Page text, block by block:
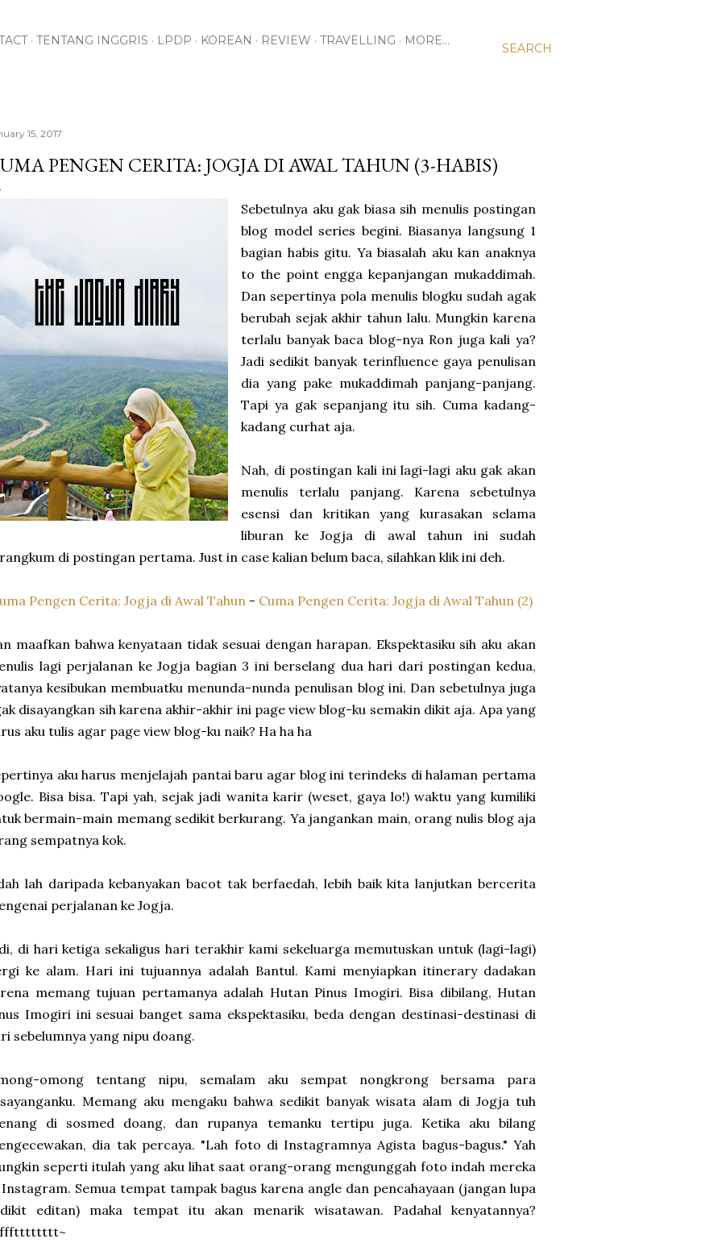
SEARCH
TENTANG INGGRIS LPDP KOREAN REVIEW TRAVELLING MORE…
15, 2017
PENGEN CERITA: JOGJA DI AWAL TAHUN (3-HABIS)
Sebetulnya aku gak biasa sih menulis postingan
blog model series begini. Biasanya langsung 1
bagian habis gitu. Ya biasalah aku kan anaknya
to the point engga kepanjangan mukaddimah.
Dan sepertinya pola menulis blogku sudah agak
berubah sejak akhir tahun lalu. Mungkin karena
terlalu banyak baca blog-nya Ron juga kali ya?
Jadi sedikit banyak terinfluence gaya penulisan
dia yang pake mukaddimah panjang-panjang.
Tapi ya gak sepanjang itu sih. Cuma kadang-
kadang curhat aja.
Nah, di postingan kali ini lagi-lagi aku gak akan
menulis terlalu panjang. Karena sebetulnya
esensi dan kritikan yang kurasakan selama
liburan ke Jogja di awal tahun ini sudah
di postingan pertama. Just in case kalian belum baca, silahkan klik ini deh.
Pengen Cerita: Jogja di Awal Tahun- Cuma Pengen Cerita: Jogja di Awal Tahun (2)
maafkan bahwa kenyataan tidak sesuai dengan harapan. Ekspektasiku sih aku akan
lagi perjalanan ke Jogja bagian 3 ini berselang dua hari dari postingan kedua,
kesibukan membuatku menunda-nunda penulisan blog ini. Dan sebetulnya juga
disayangkan sih karena akhir-akhir ini page view blog-ku semakin dikit aja. Apa yang
aku tulis agar page view blog-ku naik? Ha ha ha
aku harus menjelajah pantai baru agar blog ini terindeks di halaman pertama
Bisa bisa. Tapi yah, sejak jadi wanita karir (weset, gaya lo!) waktu yang kumiliki
bermain-main memang sedikit berkurang. Ya jangankan main, orang nulis blog aja
sempatnya kok.
lah daripada kebanyakan bacot tak berfaedah, lebih baik kita lanjutkan bercerita
perjalanan ke Jogja.
di hari ketiga sekaligus hari terakhir kami sekeluarga memutuskan untuk (lagi-lagi)
ke alam. Hari ini tujuannya adalah Bantul. Kami menyiapkan itinerary dadakan
memang tujuan pertamanya adalah Hutan Pinus Imogiri. Bisa dibilang, Hutan
Imogiri ini sesuai banget sama ekspektasiku, beda dengan destinasi-destinasi di
sebelumnya yang nipu doang.
omong tentang nipu, semalam aku sempat nongkrong bersama para
Memang aku mengaku bahwa sedikit banyak wisata alam di Jogja tuh
di sosmed doang, dan rupanya temanku tertipu juga. Ketika aku bilang
dia tak percaya. "Lah foto di Instagramnya Agista bagus-bagus." Yah
seperti itulah yang aku lihat saat orang-orang mengunggah foto indah mereka
Semua tempat tampak bagus karena angle dan pencahayaan (jangan lupa
editan) maka tempat itu akan menarik wisatawan. Padahal kenyatannya?